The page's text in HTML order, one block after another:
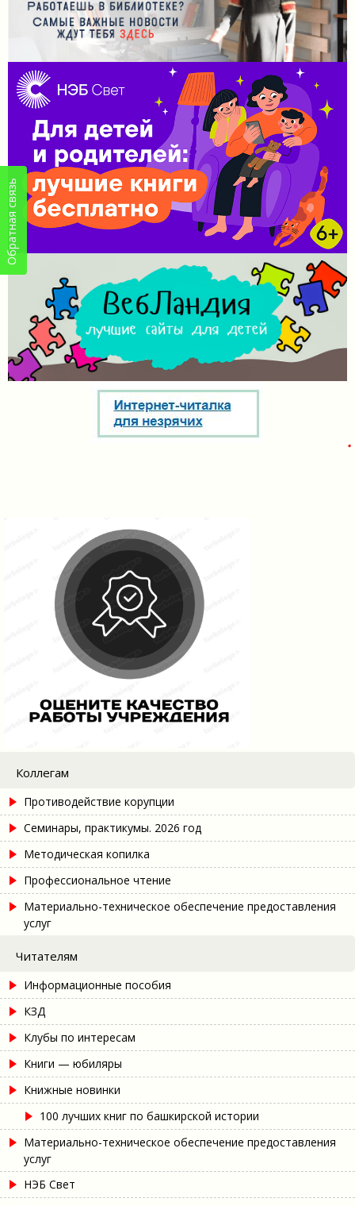
Коллегам
Противодействие корупции
Семинары, практикумы. 2026 год
Методическая копилка
Профессиональное чтение
Материально-техническое обеспечение предоставления
услуг
Читателям
Информационные пособия
КЗД
Клубы по интересам
Книги — юбиляры
Книжные новинки
100 лучших книг по башкирской истории
Материально-техническое обеспечение предоставления
услуг
НЭБ Свет
Обратная связь